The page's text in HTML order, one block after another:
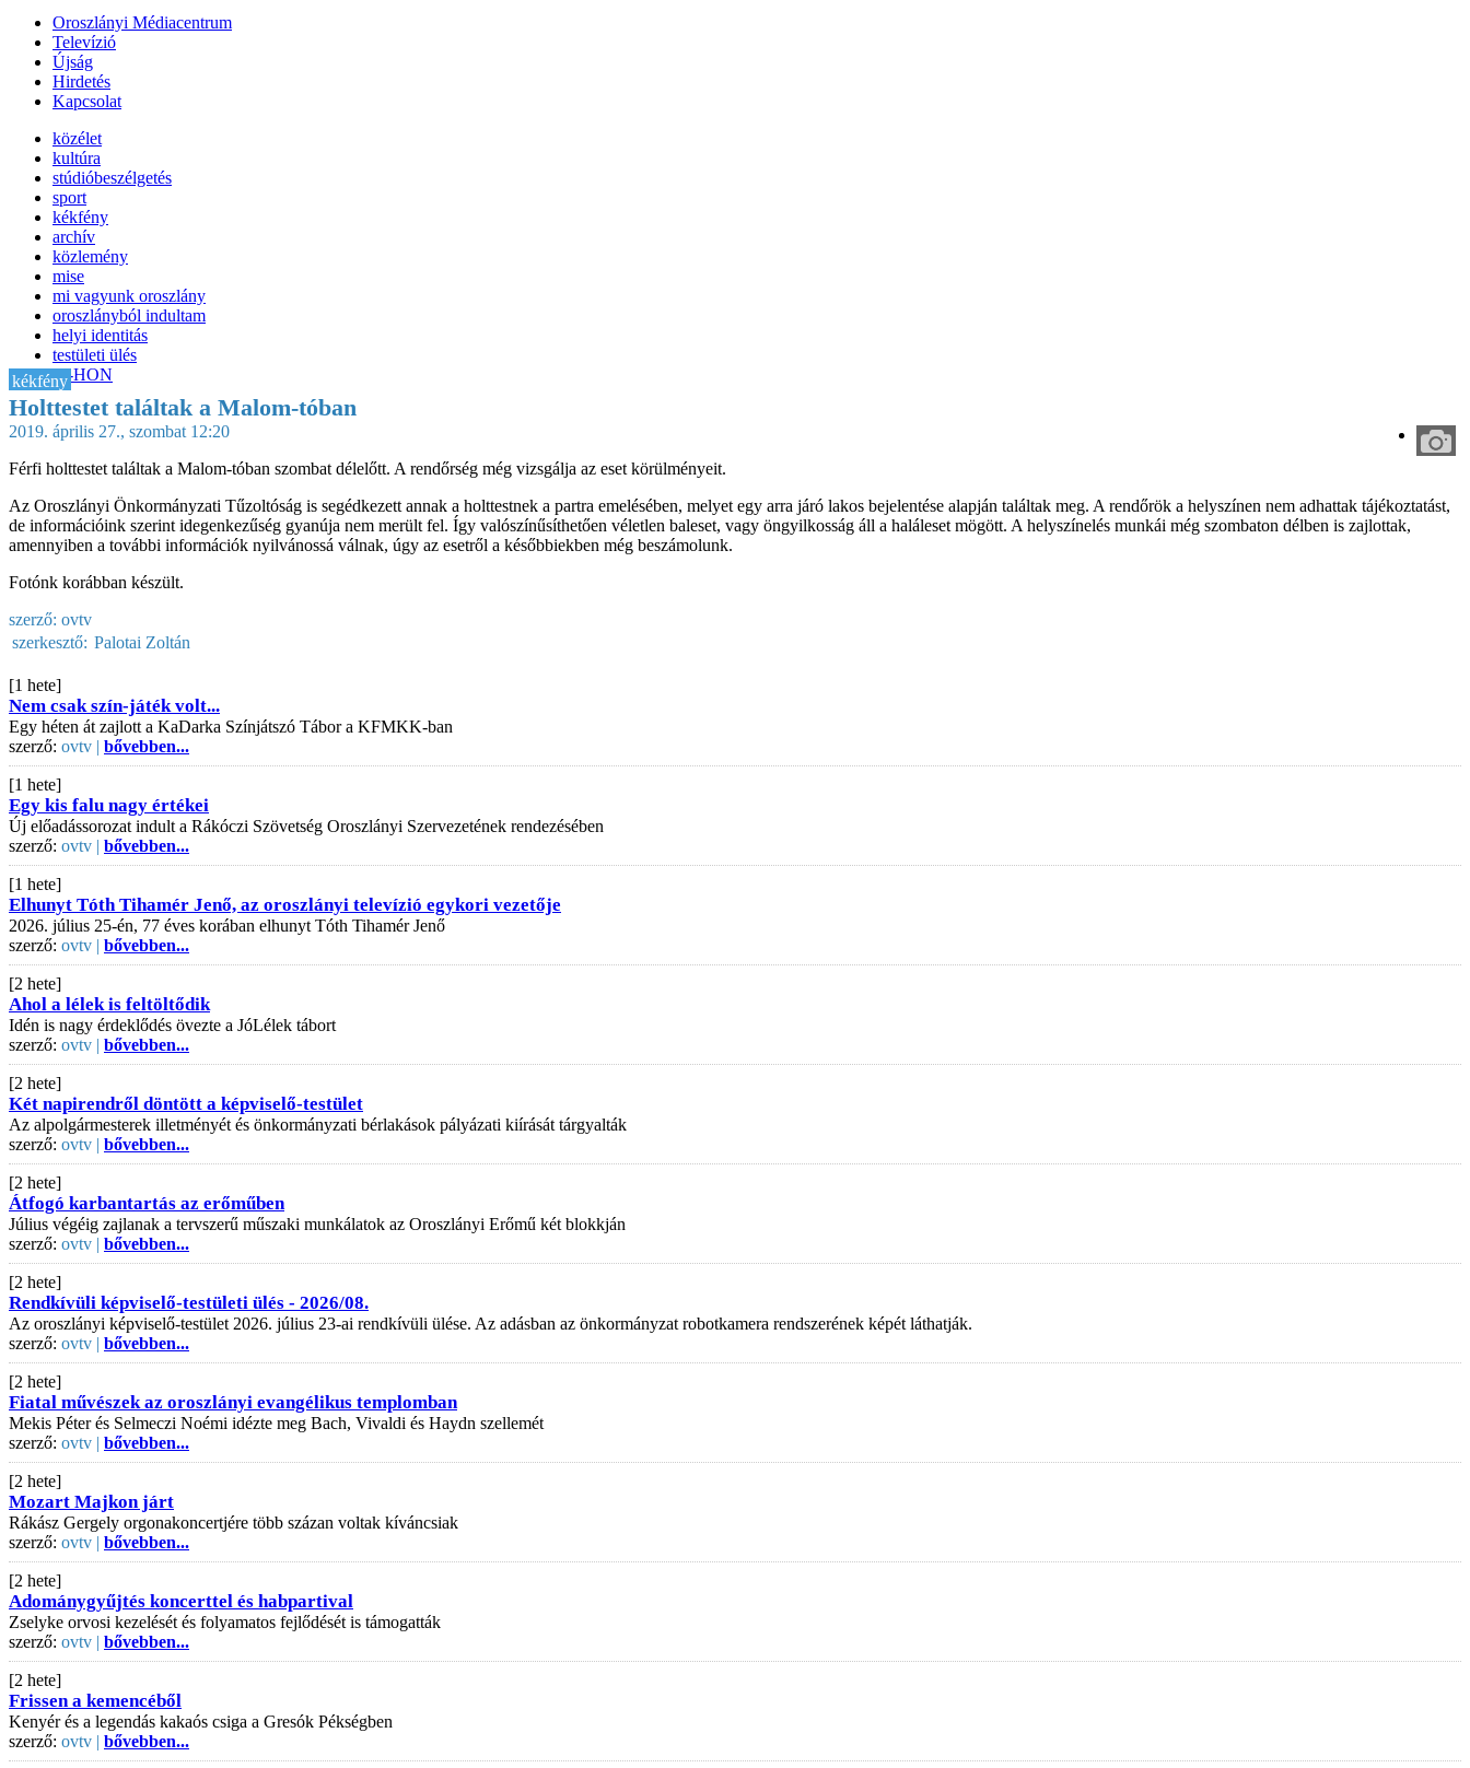
Oroszlányi Médiacentrum
Televízió
Újság
Hirdetés
Kapcsolat
közélet
kultúra
stúdióbeszélgetés
sport
kékfény
archív
közlemény
mise
mi vagyunk oroszlány
oroszlányból indultam
helyi identitás
testületi ülés
IT-HON
kékfény
Holttestet találtak a Malom-tóban
2019. április 27., szombat 12:20
Férfi holttestet találtak a Malom-tóban szombat délelőtt. A rendőrség még vizsgálja az eset körülményeit.
Az Oroszlányi Önkormányzati Tűzoltóság is segédkezett annak a holttestnek a partra emelésében, melyet egy arra járó lakos bejelentése alapján találtak meg. A rendőrök a helyszínen nem adhattak tájékoztatást,
de információink szerint idegenkezűség gyanúja nem merült fel. Így valószínűsíthetően véletlen baleset, vagy öngyilkosság áll a haláleset mögött. A helyszínelés munkái még szombaton délben is zajlottak,
amennyiben a további információk nyilvánossá válnak, úgy az esetről a későbbiekben még beszámolunk.
Fotónk korábban készült.
szerző: ovtv
szerkesztő: Palotai Zoltán
[1 hete]
Nem csak szín-játék volt...
Egy héten át zajlott a KaDarka Színjátszó Tábor a KFMKK-ban
szerző: ovtv | bővebben...
[1 hete]
Egy kis falu nagy értékei
Új előadássorozat indult a Rákóczi Szövetség Oroszlányi Szervezetének rendezésében
szerző: ovtv | bővebben...
[1 hete]
Elhunyt Tóth Tihamér Jenő, az oroszlányi televízió egykori vezetője
2026. július 25-én, 77 éves korában elhunyt Tóth Tihamér Jenő
szerző: ovtv | bővebben...
[2 hete]
Ahol a lélek is feltöltődik
Idén is nagy érdeklődés övezte a JóLélek tábort
szerző: ovtv | bővebben...
[2 hete]
Két napirendről döntött a képviselő-testület
Az alpolgármesterek illetményét és önkormányzati bérlakások pályázati kiírását tárgyalták
szerző: ovtv | bővebben...
[2 hete]
Átfogó karbantartás az erőműben
Július végéig zajlanak a tervszerű műszaki munkálatok az Oroszlányi Erőmű két blokkján
szerző: ovtv | bővebben...
[2 hete]
Rendkívüli képviselő-testületi ülés - 2026/08.
Az oroszlányi képviselő-testület 2026. július 23-ai rendkívüli ülése. Az adásban az önkormányzat robotkamera rendszerének képét láthatják.
szerző: ovtv | bővebben...
[2 hete]
Fiatal művészek az oroszlányi evangélikus templomban
Mekis Péter és Selmeczi Noémi idézte meg Bach, Vivaldi és Haydn szellemét
szerző: ovtv | bővebben...
[2 hete]
Mozart Majkon járt
Rákász Gergely orgonakoncertjére több százan voltak kíváncsiak
szerző: ovtv | bővebben...
[2 hete]
Adománygyűjtés koncerttel és habpartival
Zselyke orvosi kezelését és folyamatos fejlődését is támogatták
szerző: ovtv | bővebben...
[2 hete]
Frissen a kemencéből
Kenyér és a legendás kakaós csiga a Gresók Pékségben
szerző: ovtv | bővebben...